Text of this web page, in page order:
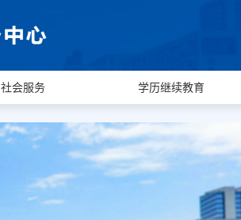
社会服务 学历继续教育